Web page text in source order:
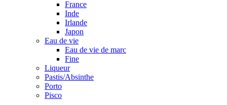
France
Inde
Irlande
Japon
Eau de vie
Eau de vie de marc
Fine
Liqueur
Pastis/Absinthe
Porto
Pisco